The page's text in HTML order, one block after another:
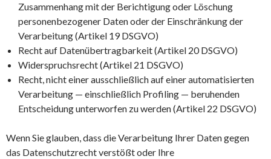
Zusammenhang mit der Berichtigung oder Löschung
personenbezogener Daten oder der Einschränkung der
Verarbeitung (Artikel 19 DSGVO)
Recht auf Datenübertragbarkeit (Artikel 20 DSGVO)
Widerspruchsrecht (Artikel 21 DSGVO)
Recht, nicht einer ausschließlich auf einer automatisierten
Verarbeitung — einschließlich Profiling — beruhenden
Entscheidung unterworfen zu werden (Artikel 22 DSGVO)
Wenn Sie glauben, dass die Verarbeitung Ihrer Daten gegen
das Datenschutzrecht verstößt oder Ihre